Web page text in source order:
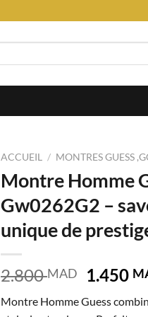
ACCUEIL / MONTRES GUESS
Montre Homme
Gw0262G2 –
unique de
2.800MAD
Le
initial
1.450
Montre Homme Guess